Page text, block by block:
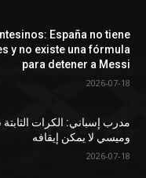
España no tiene
y no existe una fórmula
para detener a Messi
2026-07-18
مدرب إسباني: الكرات
وميسي لا يمكن إيقافه
2026-07-18